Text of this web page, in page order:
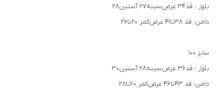
بلوز : قد۳۴ عرض‌سینه۲۷ آستین۲۸
دامن: قد ۳۸تا۴۱ عرض‌کمر ۲۰تا۲۶
سایز ۱۰۰
بلوز : قد۳۶ عرض‌سینه۲۸ آستین۳۰
دامن: قد ۴۳تا۴۶ عرض‌کمر ۲۰تا۲۸